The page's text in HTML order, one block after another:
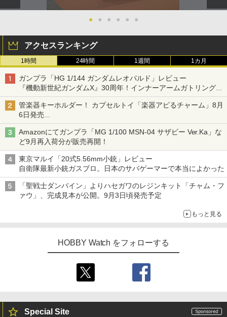
● ● ● ● ● ●
アクセスランキング
1時間 24時間 1週間 1カ月
ガンプラ「HG 1/144 ガンダムレオパルド」レビュー
『機動新世紀ガンダムX』30周年！インナーアームガトリングの
変形機構まで再現し最新フォーマットでキット化！
管楽器キーホルダー！ カプセルトイ「楽器アピるチャーム」8月
6日発売
チューバ、テナサクなど5種各3色
Amazonにてガンプラ「MG 1/100 MSN-04 サザビー Ver.Ka」な
ど9月再入荷分が販売再開！
東京マルイ「20式5.56mm小銃」レビュー
自衛隊最新小銃ガスブロ。日本のサバゲーマーで本当によかった
「聖戦士ダンバイン」よりハセガワのレジンキット「チャム・フ
ァウ」、完成見本が公開。9月3日頃発売予定
もっと見る
HOBBY Watch をフォローする
Special Site